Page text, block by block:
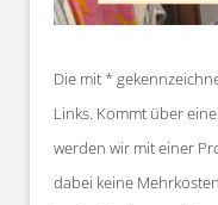
Die mit *
Links. Kommt über
werden wir mit einer
dabei keine